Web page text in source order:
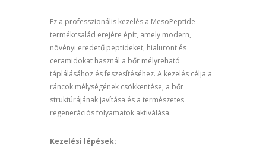
Ez a professzionális kezelés a MesoPeptide
termékcsalád erejére épít, amely modern,
növényi eredetű peptideket, hialuront és
ceramidokat használ a bőr mélyreható
táplálásához és feszesítéséhez. A kezelés célja a
ráncok mélységének csökkentése, a bőr
struktúrájának javítása és a természetes
regenerációs folyamatok aktiválása.
Kezelési lépések: